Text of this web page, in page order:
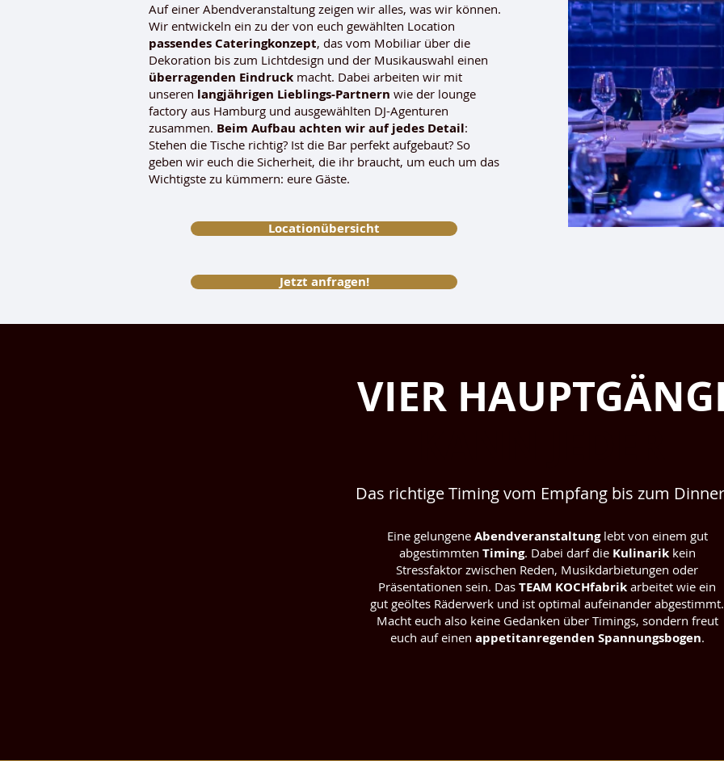
Auf einer Abendveranstaltung zeigen wir alles, was wir können.
Wir entwickeln ein zu der von euch gewählten Location
passendes Cateringkonzept, das vom Mobiliar über die
Dekoration bis zum Lichtdesign und der Musikauswahl einen
überragenden Eindruck macht. Dabei arbeiten wir mit
unseren langjährigen Lieblings-Partnern wie der lounge
factory aus Hamburg und ausgewählten DJ-Agenturen
zusammen. Beim Aufbau achten wir auf jedes Detail:
Stehen die Tische richtig? Ist die Bar perfekt aufgebaut? So
geben wir euch die Sicherheit, die ihr braucht, um euch um das
Wichtigste zu kümmern: eure Gäste.
Locationübersicht
Jetzt anfragen!
VIER
Das richtige Timing vom Empfang bis zum
Eine gelungene Abendveranstaltung lebt von einem gut
abgestimmten Timing. Dabei darf die Kulinarik kein
Stressfaktor zwischen Reden, Musikdarbietungen oder
Präsentationen sein. Das TEAM KOCHfabrik arbeitet wie ein
gut geöltes Räderwerk und ist optimal aufeinander abgestimmt.
Macht euch also keine Gedanken über Timings, sondern freut
euch auf einen appetitanregenden Spannungsbogen.